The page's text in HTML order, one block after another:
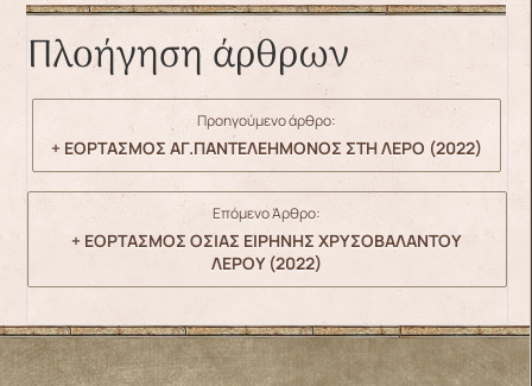
Πλοήγηση άρθρων
Προηγούμενο άρθρο:
+ ΕΟΡΤΑΣΜΟΣ ΑΓ.ΠΑΝΤΕΛΕΗΜΟΝΟΣ ΣΤΗ ΛΕΡΟ (2022)
Επόμενο Άρθρο:
+ ΕΟΡΤΑΣΜΟΣ ΟΣΙΑΣ ΕΙΡΗΝΗΣ ΧΡΥΣΟΒΑΛΑΝΤΟΥ
ΛΕΡΟΥ (2022)